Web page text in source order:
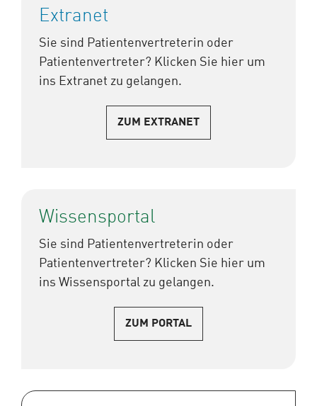
Extranet
Sie sind Patientenvertreterin oder
Patientenvertreter? Klicken Sie hier um
ins Extranet zu gelangen.
ZUM EXTRANET
Wissensportal
Sie sind Patientenvertreterin oder
Patientenvertreter? Klicken Sie hier um
ins Wissensportal zu gelangen.
ZUM PORTAL